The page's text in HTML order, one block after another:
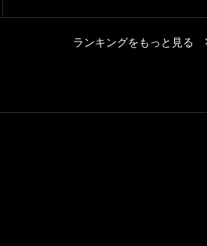
ランキングをもっと見る